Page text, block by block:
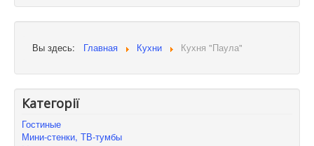
Вы здесь: Главная Кухни Кухня "Паула"
Категорії
Гостиные
Мини-стенки, ТВ-тумбы